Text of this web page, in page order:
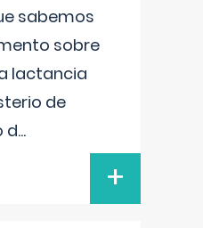
sabemos
sobre
lactancia
de
d...
+